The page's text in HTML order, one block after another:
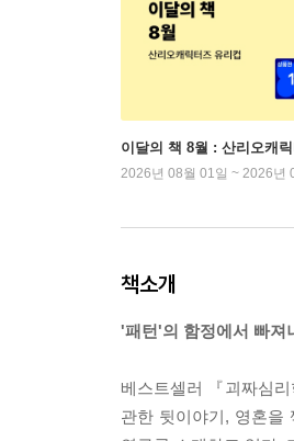
이달의 책 8월 : 산리오캐
2026년 08월 01일 ~ 2026년
책소개
'패턴'의 함정에서 빠져
베스트셀러 『괴짜심
관한 뒷이야기, 영혼을